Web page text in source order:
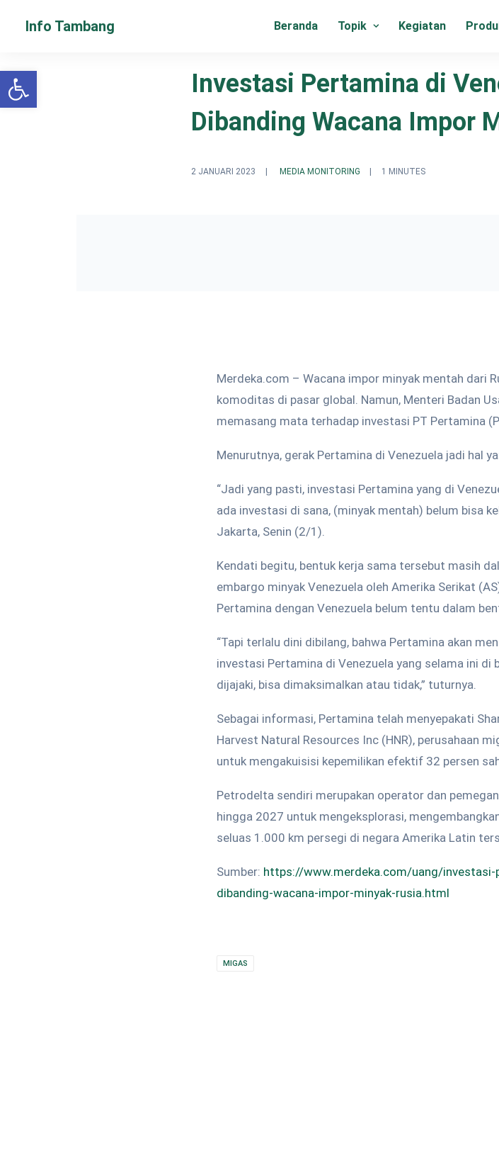
Info Tambang Beranda Topik Kegiatan
Investasi Pertamina di
Dibanding Wacana Impor
2 JANUARI 2023 MEDIA MONITORING 1 MINUTES
Merdeka.com – Wacana impor minyak mentah dari
komoditas di pasar global. Namun, Menteri Badan
memasang mata terhadap investasi PT Pertamina
Menurutnya, gerak Pertamina di Venezuela jadi hal
“Jadi yang pasti, investasi Pertamina yang di
ada investasi di sana, (minyak mentah) belum bisa
Jakarta, Senin (2/1).
Kendati begitu, bentuk kerja sama tersebut masih
embargo minyak Venezuela oleh Amerika Serikat
Pertamina dengan Venezuela belum tentu dalam
“Tapi terlalu dini dibilang, bahwa Pertamina akan
investasi Pertamina di Venezuela yang selama ini di
dijajaki, bisa dimaksimalkan atau tidak,” tuturnya.
Sebagai informasi, Pertamina telah menyepakati
Harvest Natural Resources Inc (HNR), perusahaan
untuk mengakuisisi kepemilikan efektif 32 persen
Petrodelta sendiri merupakan operator dan
hingga 2027 untuk mengeksplorasi,
seluas 1.000 km persegi di negara Amerika Latin
Sumber: https://www.merdeka.com/uang/investasi-
dibanding-wacana-impor-minyak-rusia.html
MIGAS
Open toolbar